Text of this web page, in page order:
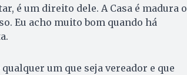
é um direito dele. A Casa é madura o
Eu acho muito bom quando há
um que seja vereador e que